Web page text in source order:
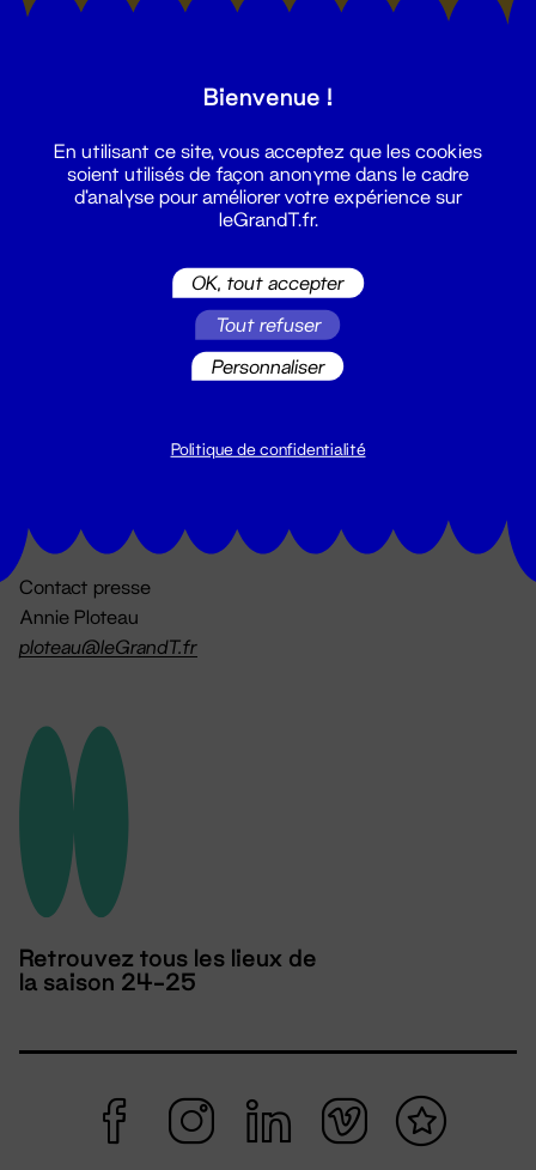
billetterie@leGrandT.fr
Contact presse
Annie Ploteau
ploteau@leGrandT.fr
Retrouvez tous les lieux de
la saison 24-25
Bienvenue !
En utilisant ce site, vous acceptez que les cookies
soient utilisés de façon anonyme dans le cadre
d'analyse pour améliorer votre expérience sur
leGrandT.fr.
OK, tout accepter
Tout refuser
Personnaliser
Politique de confidentialité